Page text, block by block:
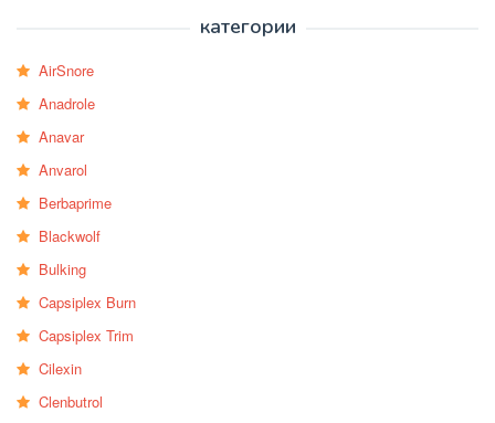
категории
AirSnore
Anadrole
Anavar
Anvarol
Berbaprime
Blackwolf
Bulking
Capsiplex Burn
Capsiplex Trim
Cilexin
Clenbutrol